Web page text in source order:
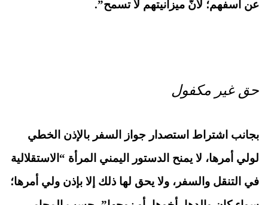
عن أسفهم؛ لأنّ ميزانيتهم لا تسمح”.
حق غير مكفول
بجانب اشتراط استصدار جواز السفر بالإذن الخطي
لولي أمرها، لا يمنح الدستور اليمني المرأة “الاستقلالية
في التنقل والسفر، ولا يحق لها ذلك إلا بإذن ولي أمرها؛